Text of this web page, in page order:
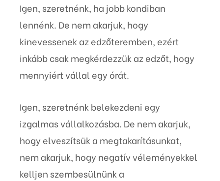
Igen, szeretnénk, ha jobb kondiban
lennénk. De nem akarjuk, hogy
kinevessenek az edzőteremben, ezért
inkább csak megkérdezzük az edzőt, hogy
mennyiért vállal egy órát.
Igen, szeretnénk belekezdeni egy
izgalmas vállalkozásba. De nem akarjuk,
hogy elveszítsük a megtakarításunkat,
nem akarjuk, hogy negatív véleményekkel
kelljen szembesülnünk a